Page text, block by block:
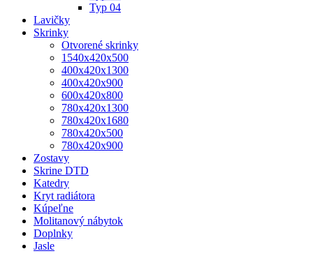
Typ 04
Lavičky
Skrinky
Otvorené skrinky
1540x420x500
400x420x1300
400x420x900
600x420x800
780x420x1300
780x420x1680
780x420x500
780x420x900
Zostavy
Skrine DTD
Katedry
Kryt radiátora
Kúpeľne
Molitanový nábytok
Doplnky
Jasle